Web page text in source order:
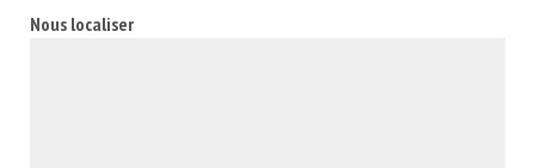
cette entreprise ne vous déçoit pas.
Nous localiser